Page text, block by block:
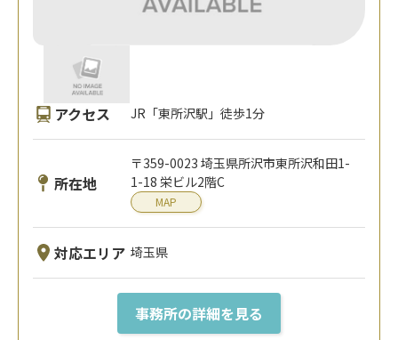
アクセス JR「東所沢駅」徒歩1分
所在地
〒359-0023 埼玉県所沢市東所沢和田1-
1-18 栄ビル2階C
MAP
対応エリア 埼玉県
事務所の詳細を見る